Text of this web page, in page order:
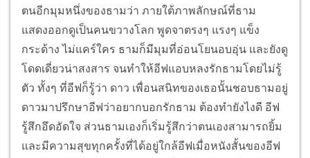
ตนอีกมุมหนึ่งของธามว่า ภายใต้ภาพลักษณ์ที่ธาม
แสดงออกดูเป็นคนขวางโลก พูดจาตรงๆ แรงๆ แข็ง
กระด้าง ไม่แคร์ใคร ธามก็มีมุมที่อ่อนโยนอบอุ่น และยังดู
โดดเดี่ยวน่าสงสาร จนทำให้อีฟแอบหลงรักธามโดยไม่รู้
ตัว ทั้งๆ ที่อีฟก็รู้ว่า ดาว เพื่อนสนิทของเธอนั้นชอบธามอยู่
ดาวมาปรึกษาอีฟว่าอยากบอกรักธาม ต้องทำยังไงดี อีฟ
รู้สึกอึดอัดใจ ส่วนธามเองก็เริ่มรู้สึกว่าตนเองสามารถยิ้ม
และมีความสุขทุกครั้งที่ได้อยู่ใกล้อีฟเมื่อหนังสั้นของอีฟ